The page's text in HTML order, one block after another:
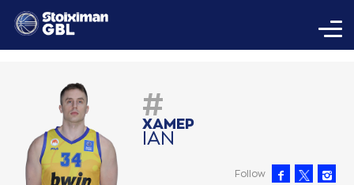
#
ΧAΜΕΡ
ΙAΝ
Follow